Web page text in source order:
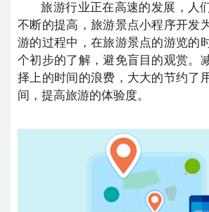
旅游行业正在高速的发展，人
不断的提高，旅游景点小程序开发
游的过程中，在旅游景点的游览的
个初步的了解，避免盲目的观赏。
择上的时间的浪费，大大的节约了
间，提高旅游的体验度。